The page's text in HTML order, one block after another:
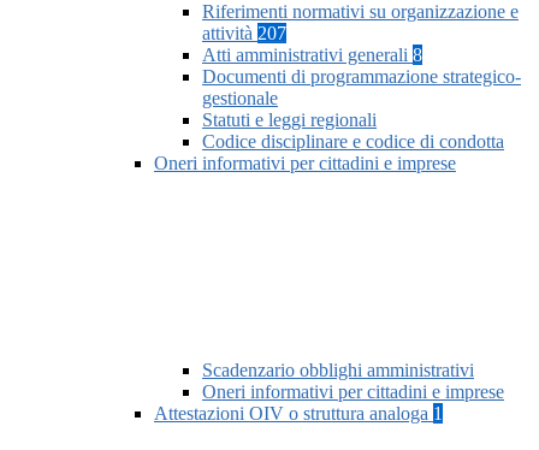
Riferimenti normativi su organizzazione e
attività 207
Atti amministrativi generali 8
Documenti di programmazione strategico-
gestionale
Statuti e leggi regionali
Codice disciplinare e codice di condotta
Oneri informativi per cittadini e imprese
Scadenzario obblighi amministrativi
Oneri informativi per cittadini e imprese
Attestazioni OIV o struttura analoga 1